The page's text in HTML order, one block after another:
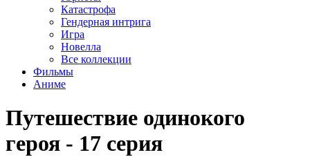
Катастрофа
Гендерная интрига
Игра
Новелла
Все коллекции
Фильмы
Аниме
Путешествие одинокого
героя - 17 серия